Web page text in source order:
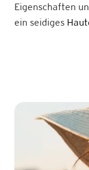
Eigenschaften
ein seidiges